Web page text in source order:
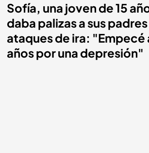
Sofía, una joven de 15
daba palizas a sus
ataques de ira: "Empecé
años por una depresión"